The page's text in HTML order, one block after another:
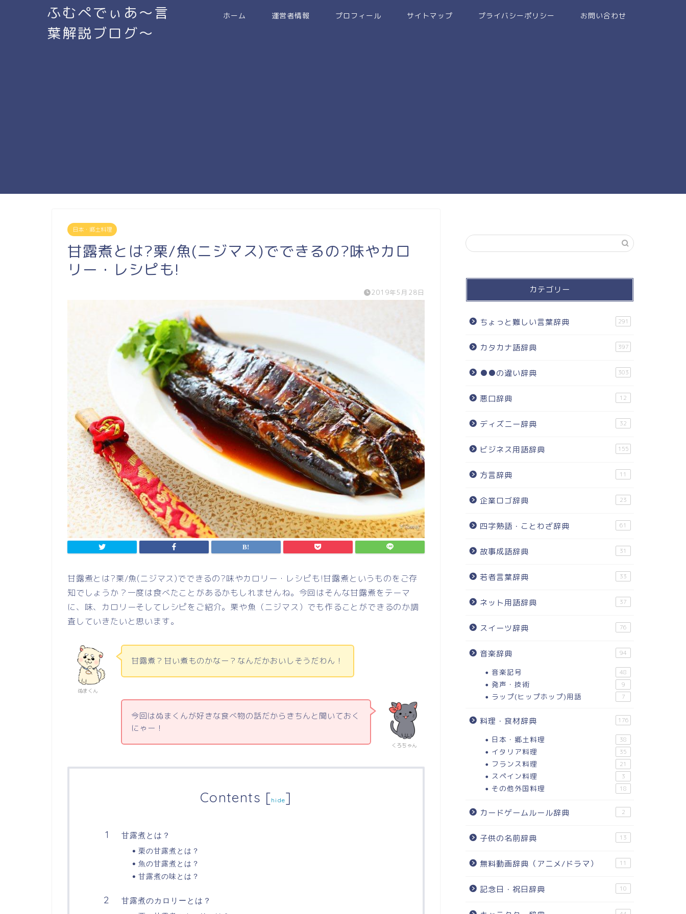
ふむぺでぃあ～言
葉解説ブログ～
ホーム 運営者情報 プロフィール サイトマップ プライバシーポリシー お問い合わせ
日本・郷土料理
甘露煮とは?栗/魚(ニジマス)でできるの?味やカロ
リー・レシピも!
2019年5月28日
甘露煮とは?栗/魚(ニジマス)でできるの?味やカロリー・レシピも!甘露煮というものをご存
知でしょうか？一度は食べたことがあるかもしれませんね。今回はそんな甘露煮をテーマ
に、味、カロリーそしてレシピをご紹介。栗や魚（ニジマス）でも作ることができるのか調
査していきたいと思います。
ぬまくん
甘露煮？甘い煮ものかなー？なんだかおいしそうだわん！
くろちゃん
今回はぬまくんが好きな食べ物の話だからきちんと聞いておく
にゃー！
Contents [hide]
甘露煮とは？
栗の甘露煮とは？
魚の甘露煮とは？
甘露煮の味とは？
甘露煮のカロリーとは？
カテゴリー
ちょっと難しい言葉辞典 291
カタカナ語辞典 397
●●の違い辞典 303
悪口辞典 12
ディズニー辞典 32
ビジネス用語辞典 155
方言辞典 11
企業ロゴ辞典 23
四字熟語・ことわざ辞典 61
故事成語辞典 31
若者言葉辞典 33
ネット用語辞典 37
スイーツ辞典 76
音楽辞典 94
音楽記号 48
発声・技術 9
ラップ(ヒップホップ)用語 7
料理・食材辞典 176
日本・郷土料理 38
イタリア料理 35
フランス料理 21
スペイン料理 3
その他外国料理 18
カードゲームルール辞典 2
子供の名前辞典 13
無料動画辞典（アニメ/ドラマ） 11
記念日・祝日辞典 10